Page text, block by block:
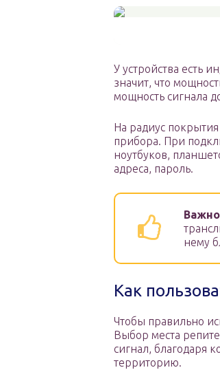
У устройства есть
значит, что
мощность сигнала
На радиус
прибора. При
ноутбуков,
адреса, пароль.
нему
Как
Чтобы правильно
Выбор места
сигнал, благодаря
территорию.